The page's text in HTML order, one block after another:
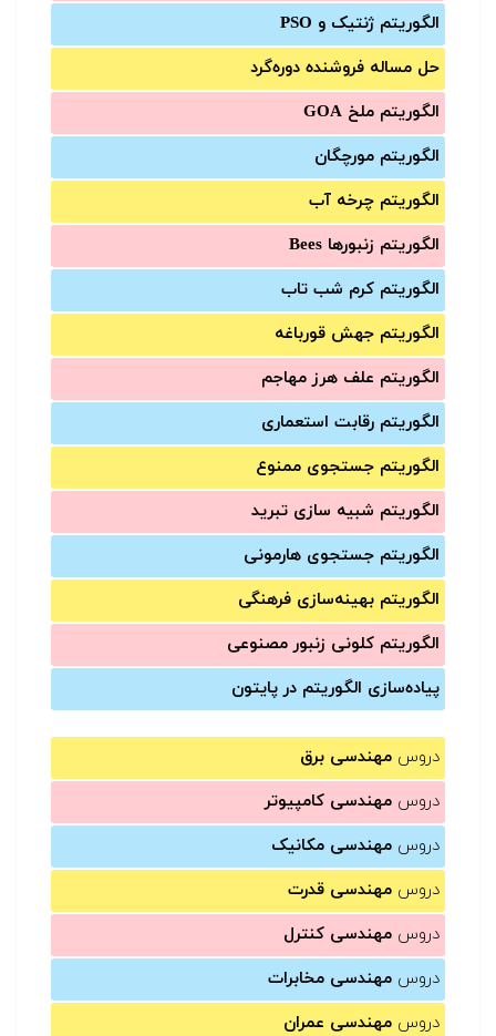
الگوریتم ژنتیک و PSO
حل مساله فروشنده دوره‌گرد
الگوریتم ملخ GOA
الگوریتم مورچگان
الگوریتم چرخه آب
الگوریتم زنبورها Bees
الگوریتم کرم شب تاب
الگوریتم جهش قورباغه
الگوریتم علف هرز مهاجم
الگوریتم رقابت استعماری
الگوریتم جستجوی ممنوع
الگوریتم شبیه سازی تبرید
الگوریتم جستجوی هارمونی
الگوریتم بهینه‌سازی فرهنگی
الگوریتم کلونی زنبور مصنوعی
پیاده‌سازی الگوریتم در پایتون
دروس مهندسی برق
دروس مهندسی کامپیوتر
دروس مهندسی مکانیک
دروس مهندسی قدرت
دروس مهندسی کنترل
دروس مهندسی مخابرات
دروس مهندسی عمران